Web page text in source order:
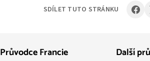
SDÍLET TUTO STRÁNKU
Průvodce Francie Další